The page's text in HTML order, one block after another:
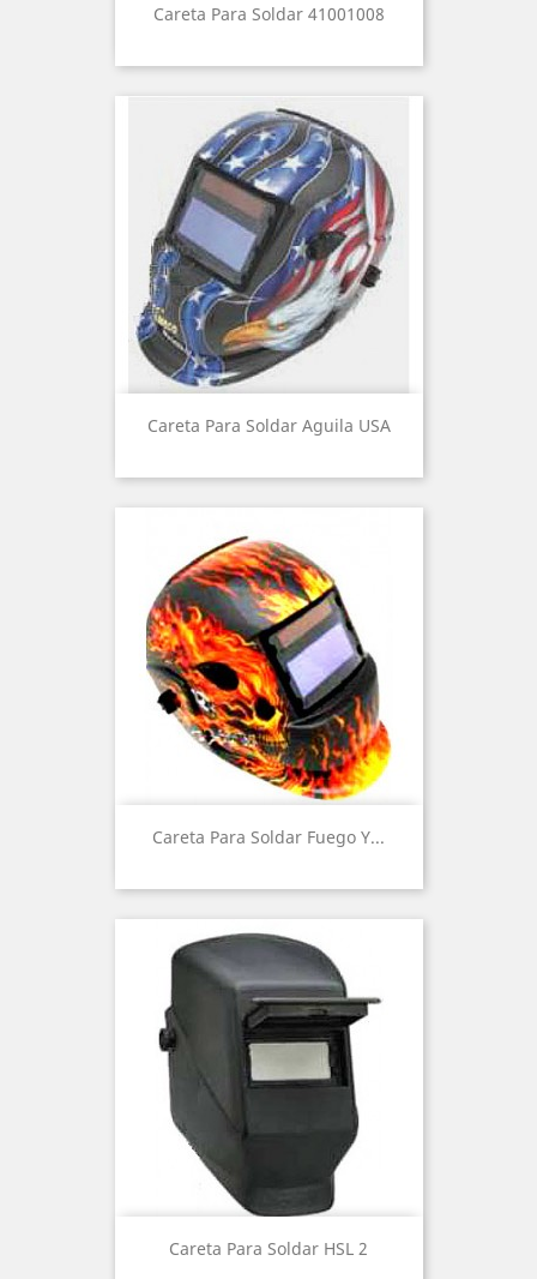
Careta Para Soldar 41001008
Careta Para Soldar Aguila USA
Careta Para Soldar Fuego Y...
Careta Para Soldar HSL 2